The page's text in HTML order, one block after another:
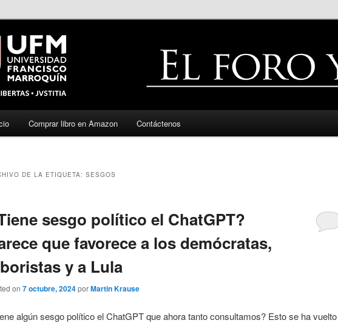
Comprar libro en Amazon Contáctenos
DE LA ETIQUETA: SESGOS
sesgo político el ChatGPT?
que favorece a los demócratas,
y a Lula
on 7 octubre, 2024porMartin Krause
algún sesgo político el ChatGPT que ahora tanto consultamos? Esto se ha vuelto